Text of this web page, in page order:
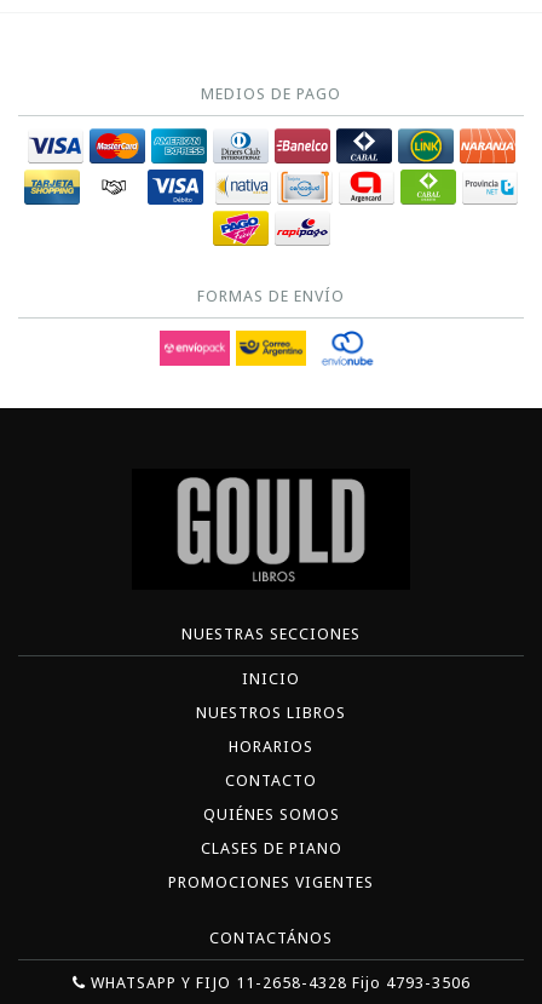
MEDIOS DE PAGO
FORMAS DE ENVÍO
NUESTRAS SECCIONES
INICIO
NUESTROS LIBROS
HORARIOS
CONTACTO
QUIÉNES SOMOS
CLASES DE PIANO
PROMOCIONES VIGENTES
CONTACTÁNOS
WHATSAPP Y FIJO 11-2658-4328 Fijo 4793-3506